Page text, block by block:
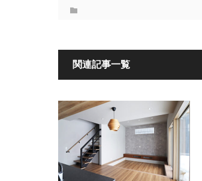
関連記事一覧